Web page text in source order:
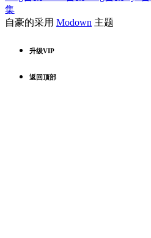
集
自豪的采用 Modown 主题
升级VIP
返回顶部